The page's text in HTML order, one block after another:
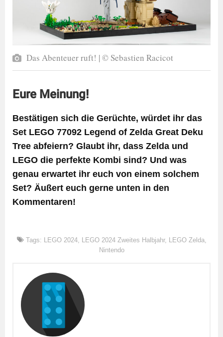
Das Abenteuer ruft! | © Sebastien Racicot
Eure Meinung!
Bestätigen sich die Gerüchte, würdet ihr das
Set LEGO 77092 Legend of Zelda Great Deku
Tree abfeiern? Glaubt ihr, dass Zelda und
LEGO die perfekte Kombi sind? Und was
genau erwartet ihr euch von einem solchem
Set? Äußert euch gerne unten in den
Kommentaren!
Tags: LEGO 2024, LEGO 2024 Zweites Halbjahr, LEGO Zelda,
Nintendo